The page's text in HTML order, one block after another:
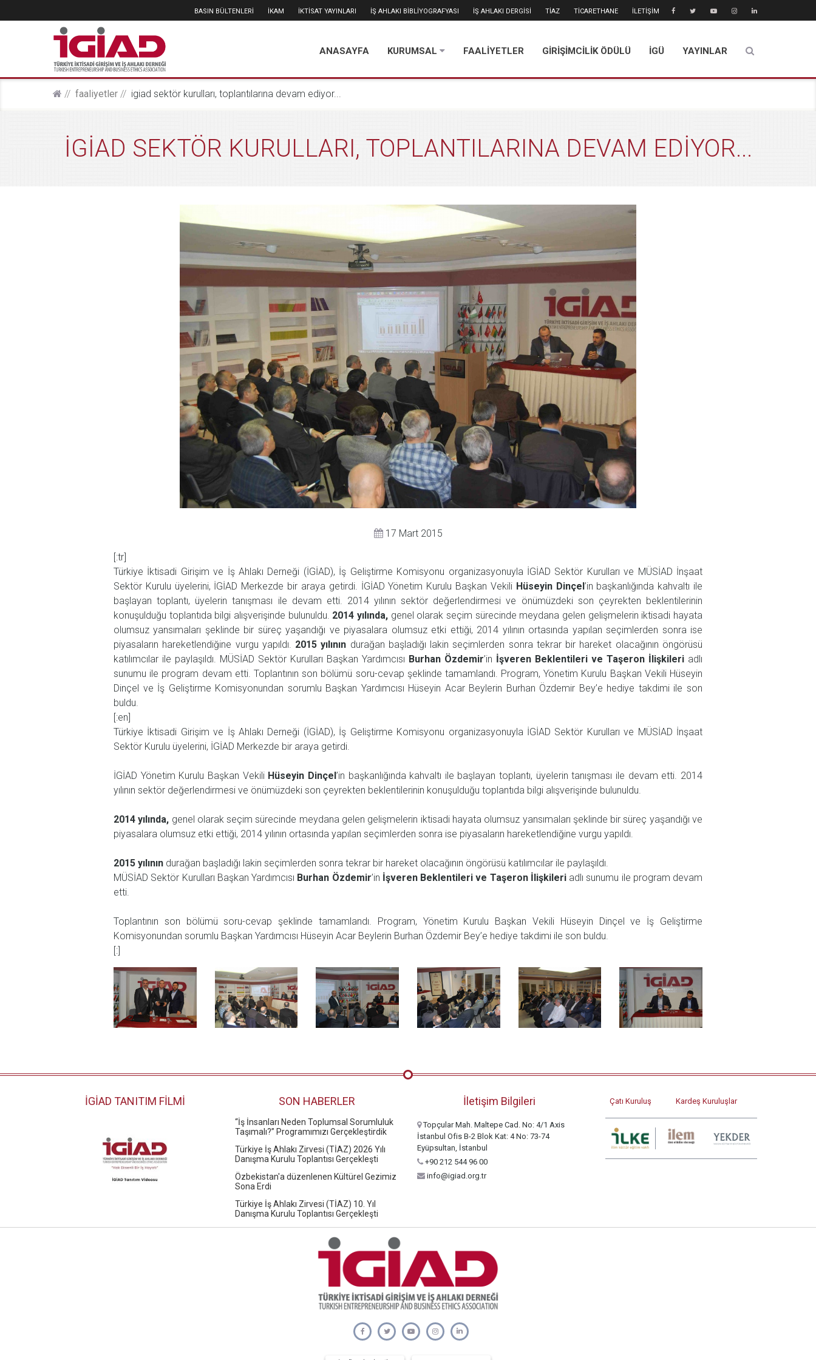
BASIN BÜLTENLERİ İKAM İKTİSAT YAYINLARI İŞ AHLAKI BİBLİYOGRAFYASI İŞ AHLAKI DERGİSİ TİAZ TİCARETHANE İLETİŞİM
ANASAYFA KURUMSAL FAALİYETLER GİRİŞİMCİLİK ÖDÜLÜ İGÜ YAYINLAR
faali̇yetler i̇gi̇ad sektör kurullari, toplantilarina devam edi̇yor...
İGİAD SEKTÖR KURULLARI, TOPLANTILARINA DEVAM EDİYOR...
17 Mart 2015
[:tr]
Türkiye İktisadi Girişim ve İş Ahlakı Derneği (İGİAD), İş Geliştirme Komisyonu organizasyonuyla İGİAD Sektör Kurulları ve MÜSİAD İnşaat
Sektör Kurulu üyelerini, İGİAD Merkezde bir araya getirdi. İGİAD Yönetim Kurulu Başkan Vekili Hüseyin Dinçel’in başkanlığında kahvaltı ile
başlayan toplantı, üyelerin tanışması ile devam etti. 2014 yılının sektör değerlendirmesi ve önümüzdeki son çeyrekten beklentilerinin
konuşulduğu toplantıda bilgi alışverişinde bulunuldu. 2014 yılında, genel olarak seçim sürecinde meydana gelen gelişmelerin iktisadi hayata
olumsuz yansımaları şeklinde bir süreç yaşandığı ve piyasalara olumsuz etki ettiği, 2014 yılının ortasında yapılan seçimlerden sonra ise
piyasaların hareketlendiğine vurgu yapıldı. 2015 yılının durağan başladığı lakin seçimlerden sonra tekrar bir hareket olacağının öngörüsü
katılımcılar ile paylaşıldı. MÜSİAD Sektör Kurulları Başkan Yardımcısı Burhan Özdemir’in İşveren Beklentileri ve Taşeron İlişkileri adlı
sunumu ile program devam etti. Toplantının son bölümü soru-cevap şeklinde tamamlandı. Program, Yönetim Kurulu Başkan Vekili Hüseyin
Dinçel ve İş Geliştirme Komisyonundan sorumlu Başkan Yardımcısı Hüseyin Acar Beylerin Burhan Özdemir Bey’e hediye takdimi ile son
buldu.
[:en]
Türkiye İktisadi Girişim ve İş Ahlakı Derneği (İGİAD), İş Geliştirme Komisyonu organizasyonuyla İGİAD Sektör Kurulları ve MÜSİAD İnşaat
Sektör Kurulu üyelerini, İGİAD Merkezde bir araya getirdi.
İGİAD Yönetim Kurulu Başkan Vekili Hüseyin Dinçel’in başkanlığında kahvaltı ile başlayan toplantı, üyelerin tanışması ile devam etti. 2014
yılının sektör değerlendirmesi ve önümüzdeki son çeyrekten beklentilerinin konuşulduğu toplantıda bilgi alışverişinde bulunuldu.
2014 yılında, genel olarak seçim sürecinde meydana gelen gelişmelerin iktisadi hayata olumsuz yansımaları şeklinde bir süreç yaşandığı ve
piyasalara olumsuz etki ettiği, 2014 yılının ortasında yapılan seçimlerden sonra ise piyasaların hareketlendiğine vurgu yapıldı.
2015 yılının durağan başladığı lakin seçimlerden sonra tekrar bir hareket olacağının öngörüsü katılımcılar ile paylaşıldı.
MÜSİAD Sektör Kurulları Başkan Yardımcısı Burhan Özdemir’in İşveren Beklentileri ve Taşeron İlişkileriadlı sunumu ile program devam
etti.
Toplantının son bölümü soru-cevap şeklinde tamamlandı. Program, Yönetim Kurulu Başkan Vekili Hüseyin Dinçel ve İş Geliştirme
Komisyonundan sorumlu Başkan Yardımcısı Hüseyin Acar Beylerin Burhan Özdemir Bey’e hediye takdimi ile son buldu.
[:]
İGİAD TANITIM FİLMİ SON HABERLER
“İş İnsanları Neden Toplumsal Sorumluluk
Taşımalı?” Programımızı Gerçekleştirdik
Türkiye İş Ahlakı Zirvesi (TİAZ) 2026 Yılı
Danışma Kurulu Toplantısı Gerçekleşti
Özbekistan'a düzenlenen Kültürel Gezimiz
Sona Erdi
Türkiye İş Ahlakı Zirvesi (TİAZ) 10. Yıl
Danışma Kurulu Toplantısı Gerçekleşti
İletişim Bilgileri
Topçular Mah. Maltepe Cad. No: 4/1 Axis
İstanbul Ofis B-2 Blok Kat: 4 No: 73-74
Eyüpsultan, İstanbul
+90 212 544 96 00
info@igiad.org.tr
Çatı Kuruluş Kardeş Kuruluşlar